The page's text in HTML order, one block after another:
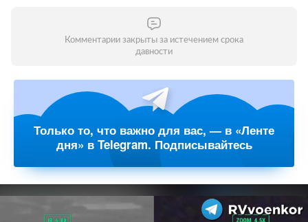
Комментарии закрыты за истечением срока
давности
Только то, что важно для вас, — в «Ленте
дня» в Telegram. Подписывайтесь